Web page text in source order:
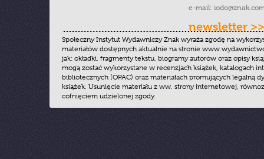
e-mail:
newsletter >>
Społeczny Instytut Wydawniczy Znak wyraża zgodę na
materiałów dostępnych aktualnie na stronie
jak: okładki, fragmenty tekstu, biogramy autorów oraz opisy
mogą zostać wykorzystane w recenzjach książek, katalogach
bibliotecznych (OPAC) oraz materiałach promujących legalną
książek. Usunięcie materiału z ww. strony internetowej,
cofnięciem udzielonej zgody.